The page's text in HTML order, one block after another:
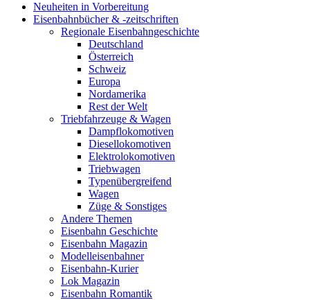
Neuheiten in Vorbereitung
Eisenbahnbücher & -zeitschriften
Regionale Eisenbahngeschichte
Deutschland
Österreich
Schweiz
Europa
Nordamerika
Rest der Welt
Triebfahrzeuge & Wagen
Dampflokomotiven
Diesellokomotiven
Elektrolokomotiven
Triebwagen
Typenübergreifend
Wagen
Züge & Sonstiges
Andere Themen
Eisenbahn Geschichte
Eisenbahn Magazin
Modelleisenbahner
Eisenbahn-Kurier
Lok Magazin
Eisenbahn Romantik